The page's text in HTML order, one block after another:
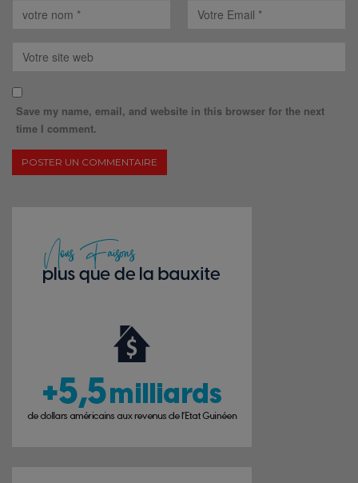
Save my name, email, and website in this browser for the next
time I comment.